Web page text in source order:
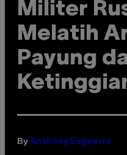
Militer
Melatih
Payung
By Anthony Esguerra